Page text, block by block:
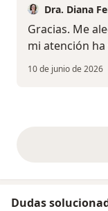
Dra. Diana
Gracias. Me
mi atención
10 de junio de 2026
Dudas